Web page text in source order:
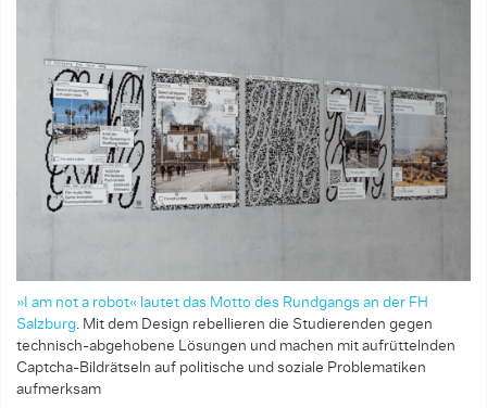
»I am not a robot« lautet das Motto des Rundgangs an der FH
Salzburg. Mit dem Design rebellieren die Studierenden gegen
technisch-­abgehobene Lösungen und machen mit aufrüttelnden
Captcha-­Bildrätseln auf politische und soziale Problematiken
aufmerksam